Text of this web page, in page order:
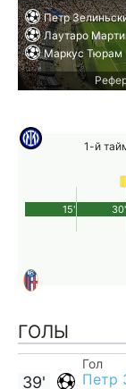
Петр
Лаутаро
Маркус Тюрам
1-й
15' 30'
ГОЛЫ
Гол
Петр
39'